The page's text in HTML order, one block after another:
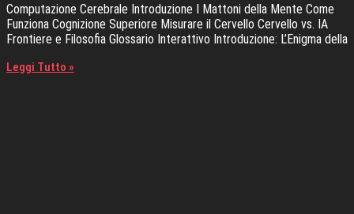
Computazione Cerebrale Introduzione I Mattoni della Mente Come
Funziona Cognizione Superiore Misurare il Cervello Cervello vs. IA
Frontiere e Filosofia Glossario Interattivo Introduzione: L’Enigma della
Leggi Tutto »